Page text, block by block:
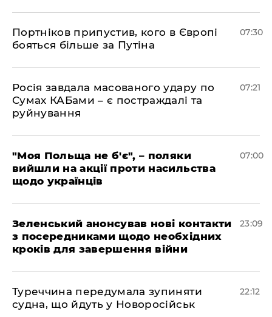
Портніков припустив, кого в Європі
бояться більше за Путіна
07:30
Росія завдала масованого удару по
Сумах КАБами – є постраждалі та
руйнування
07:21
"Моя Польща не б'є", – поляки
вийшли на акції проти насильства
щодо українців
07:00
Зеленський анонсував нові контакти
з посередниками щодо необхідних
кроків для завершення війни
23:09
Туреччина передумала зупиняти
судна, що йдуть у Новоросійськ
22:12